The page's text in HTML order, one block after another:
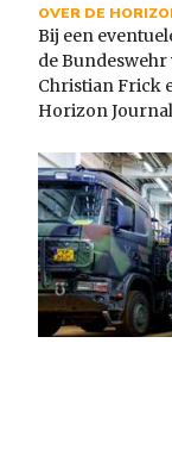
OVER DE
Bij een
de
Christian Frick
Horizon